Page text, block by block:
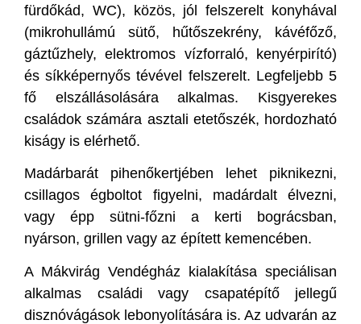
fürdőkád, WC), közös, jól felszerelt konyhával
(mikrohullámú sütő, hűtőszekrény, kávéfőző,
gáztűzhely, elektromos vízforraló, kenyérpirító)
és síkképernyős tévével felszerelt. Legfeljebb 5
fő elszállásolására alkalmas. Kisgyerekes
családok számára asztali etetőszék, hordozható
kiságy is elérhető.
Madárbarát pihenőkertjében lehet piknikezni,
csillagos égboltot figyelni, madárdalt élvezni,
vagy épp sütni-főzni a kerti bográcsban,
nyárson, grillen vagy az épített kemencében.
A Mákvirág Vendégház kialakítása speciálisan
alkalmas családi vagy csapatépítő jellegű
disznóvágások lebonyolítására is. Az udvarán az